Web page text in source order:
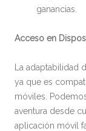
ganancias.
Acceso en
La adaptabilidad
ya que es
móviles.
aventura desde
aplicación móvil